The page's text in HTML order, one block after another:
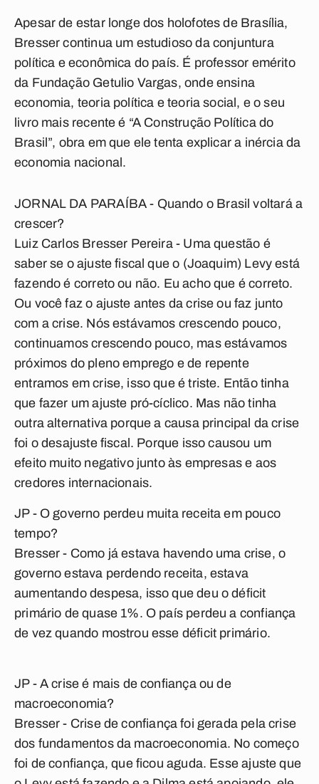
Apesar de estar longe dos holofotes de Brasília,
Bresser continua um estudioso da conjuntura
política e econômica do país. É professor emérito
da Fundação Getulio Vargas, onde ensina
economia, teoria política e teoria social, e o seu
livro mais recente é “A Construção Política do
Brasil”, obra em que ele tenta explicar a inércia da
economia nacional.
JORNAL DA PARAÍBA - Quando o Brasil voltará a
crescer?
Luiz Carlos Bresser Pereira- Uma questão é
saber se o ajuste fiscal que o (Joaquim) Levy está
fazendo é correto ou não. Eu acho que é correto.
Ou você faz o ajuste antes da crise ou faz junto
com a crise. Nós estávamos crescendo pouco,
continuamos crescendo pouco, mas estávamos
próximos do pleno emprego e de repente
entramos em crise, isso que é triste. Então tinha
que fazer um ajuste pró-cíclico. Mas não tinha
outra alternativa porque a causa principal da crise
foi o desajuste fiscal. Porque isso causou um
efeito muito negativo junto às empresas e aos
credores internacionais.
JP - O governo perdeu muita receita em pouco
tempo?
Bresser- Como já estava havendo uma crise, o
governo estava perdendo receita, estava
aumentando despesa, isso que deu o déficit
primário de quase 1%. O país perdeu a confiança
de vez quando mostrou esse déficit primário.
JP - A crise é mais de confiança ou de
macroeconomia?
Bresser- Crise de confiança foi gerada pela crise
dos fundamentos da macroeconomia. No começo
foi de confiança, que ficou aguda. Esse ajuste que